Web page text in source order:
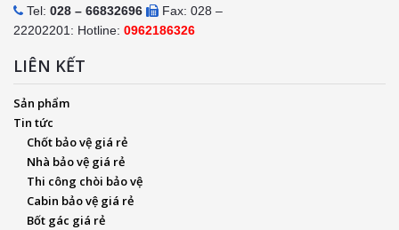
Tel: 028 – 66832696
Fax: 028 –
22202201: Hotline: 0962186326
LIÊN KẾT
Sản phẩm
Tin tức
Chốt bảo vệ giá rẻ
Nhà bảo vệ giá rẻ
Thi công chòi bảo vệ
Cabin bảo vệ giá rẻ
Bốt gác giá rẻ